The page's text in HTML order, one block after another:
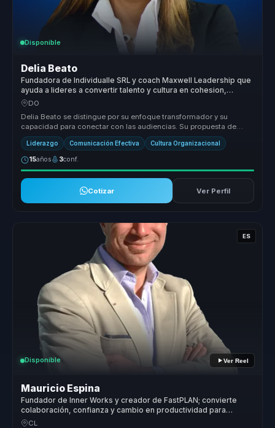
Disponible
Delia Beato
Fundadora de Individualle SRL y coach Maxwell Leadership que
ayuda a lideres a convertir talento y cultura en cohesion,
liderazgo y pertenencia.
DO
Delia Beato se distingue por su enfoque transformador y su
capacidad para conectar con las audiencias. Su propuesta de
valor radica en su...
Liderazgo Comunicación Efectiva Cultura Organizacional
15años 3conf.
Cotizar Ver Perfil
ES
Disponible Ver Reel
Mauricio Espina
Fundador de Inner Works y creador de FastPLAN; convierte
colaboración, confianza y cambio en productividad para
equipos complejos.
CL